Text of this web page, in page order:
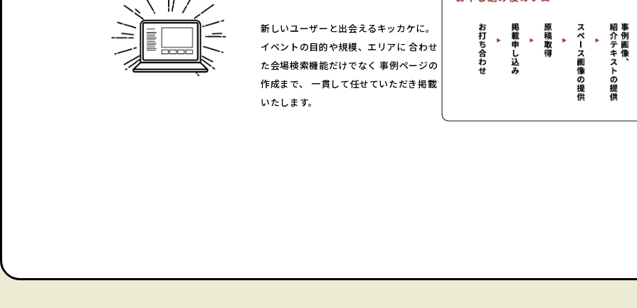
新しいユーザーと出会えるキッカケに。
イベントの目的や規模、エリアに 合わせ
た会場検索機能だけでなく 事例ページの
作成まで、 一貫して任せていただき掲載
いたします。